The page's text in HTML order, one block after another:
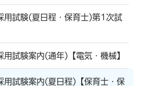
用試験(夏日程・保育士)第1次試
試験案内(通年)【電気・機械】
用試験案内(夏日程)【保育士・保